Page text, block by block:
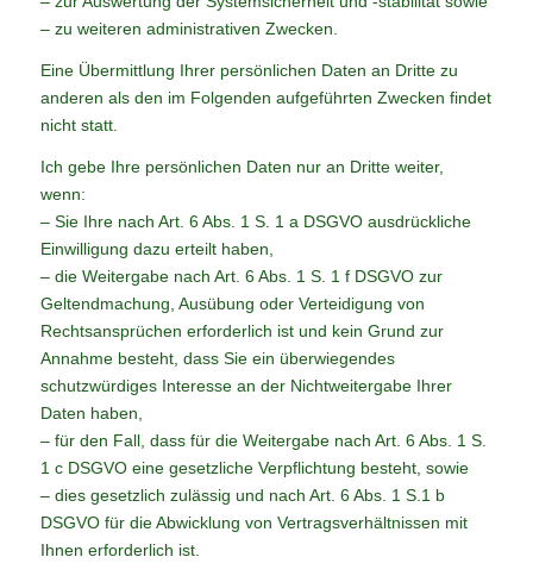
– zu weiteren administrativen Zwecken.
Eine Übermittlung Ihrer persönlichen Daten an Dritte zu
anderen als den im Folgenden aufgeführten Zwecken findet
nicht statt.
Ich gebe Ihre persönlichen Daten nur an Dritte weiter,
wenn:
– Sie Ihre nach Art. 6 Abs. 1 S. 1 a DSGVO ausdrückliche
Einwilligung dazu erteilt haben,
– die Weitergabe nach Art. 6 Abs. 1 S. 1 f DSGVO zur
Geltendmachung, Ausübung oder Verteidigung von
Rechtsansprüchen erforderlich ist und kein Grund zur
Annahme besteht, dass Sie ein überwiegendes
schutzwürdiges Interesse an der Nichtweitergabe Ihrer
Daten haben,
– für den Fall, dass für die Weitergabe nach Art. 6 Abs. 1 S.
1 c DSGVO eine gesetzliche Verpflichtung besteht, sowie
– dies gesetzlich zulässig und nach Art. 6 Abs. 1 S.1 b
DSGVO für die Abwicklung von Vertragsverhältnissen mit
Ihnen erforderlich ist.